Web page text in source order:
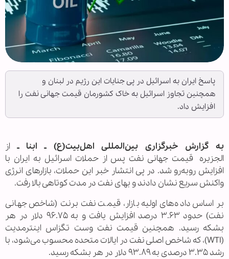
پاسخ ایران به اسرائیل در پی جنایات این رژیم در لبنان و
همچنین تجاوز اسرائیل به خاک کشورمان قیمت جهانی نفت را
افزایش داد.
به گزارش خبرگزاری بین‌المللی اهل‌بیت(ع) ـ ابنا ـ از
الجزیره قیمت جهانی نفت پس از حملات اسرائیل به ایران با
افزایش روبه‌رو شد. در پی انتشار خبر این حملات، بازارهای انرژی
واکنش سریع نشان دادند و بهای نفت در مدت کوتاهی بالا رفت.
بر اساس داده‌های اولیه بازار، قیمت نفت برنت (شاخص جهانی
نفت) حدود ۳.۶۳ درصد افزایش یافت و به ۹۶.۷۵ دلار در هر
بشکه رسید. همچنین قیمت نفت وست تگزاس اینترمدیت
(WTI)، که شاخص اصلی نفت در ایالات متحده محسوب می‌شود، با
رشد ۳.۳۵ درصدی به ۹۳.۸۹ دلار در هر بشکه رسید.